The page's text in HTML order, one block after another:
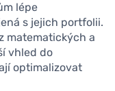
lépe
s jejich portfolii.
matematických a
vhled do
optimalizovat